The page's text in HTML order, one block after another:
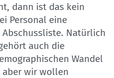
dann ist das kein
Personal eine
Natürlich
auch die
Wandel
aber wir wollen